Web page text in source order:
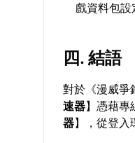
戲資料包設
四. 結語
對於《漫威爭
速器】憑藉專
器】，從登入